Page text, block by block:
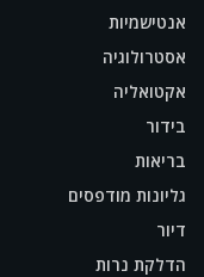
אנטישמיות
אסטרולוגיה
אקטואליה
בידור
בריאות
גליונות מודפסים
דיור
הדלקת נרות